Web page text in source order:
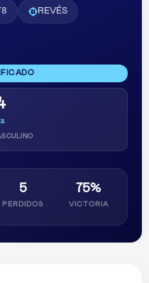
REVÉS
5
PERDIDOS
75%
VICTORIA